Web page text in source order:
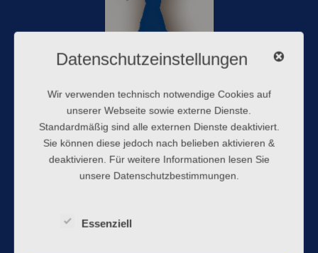
Mein Name ist Michaela und ich bin 56 Jahre jung.
Vor ca. 22 Jahren entdeckten mein Mann Michael und ich
durch den Film „Walk the Line“ unsere Liebe zur
Countrymusik und machten uns auf die Suche nach
entsprechender Freizeitgestaltung. Gelandet sind wir beim
Unterricht – und genieße noch immer jeden einzelnen Tanz.
Datenschutzeinstellungen
Wir verwenden technisch notwendige Cookies auf
unserer Webseite sowie externe Dienste.
Standardmäßig sind alle externen Dienste deaktiviert.
Sie können diese jedoch nach belieben aktivieren &
deaktivieren. Für weitere Informationen lesen Sie
unsere Datenschutzbestimmungen.
Essenziell